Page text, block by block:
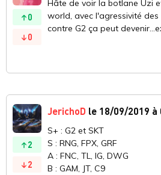
0
0
Hâte de voir la botlane Uzi
world, avec l'agressivité des
contre G2 ça peut
2
2
JerichoD le 18/09/2019 à
S+ : G2 et SKT
S : RNG, FPX, GRF
A : FNC, TL, IG, DWG
B : GAM, JT, C9